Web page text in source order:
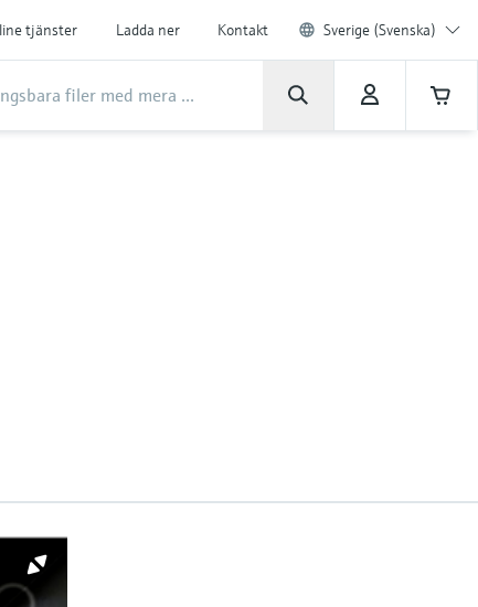
tjänster Ladda ner Kontakt Sverige (Svenska)